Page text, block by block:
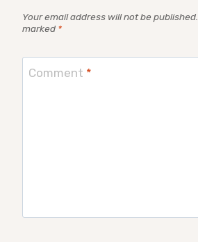
Your email address will not be published.
marked *
Comment *